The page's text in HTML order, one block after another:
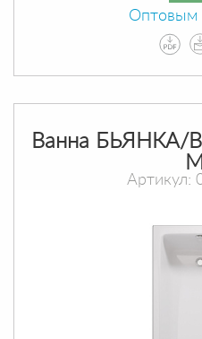
Оптовым
Ванна БЬЯНКА/
Артикул: